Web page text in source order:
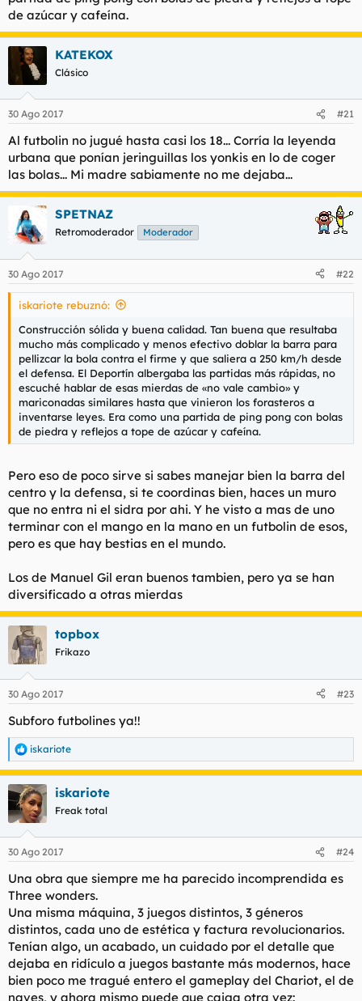
de azúcar y cafeína.
KATEKOX
Clásico
30 Ago 2017 #21
Al futbolin no jugué hasta casi los 18... Corría la leyenda
urbana que ponían jeringuillas los yonkis en lo de coger
las bolas... Mi madre sabiamente no me dejaba...
SPETNAZ
Retromoderador Moderador
30 Ago 2017 #22
iskariote rebuznó:
Construcción sólida y buena calidad. Tan buena que resultaba
mucho más complicado y menos efectivo doblar la barra para
pellizcar la bola contra el firme y que saliera a 250 km/h desde
el defensa. El Deportín albergaba las partidas más rápidas, no
escuché hablar de esas mierdas de «no vale cambio» y
mariconadas similares hasta que vinieron los forasteros a
inventarse leyes. Era como una partida de ping pong con bolas
de piedra y reflejos a tope de azúcar y cafeína.
Pero eso de poco sirve si sabes manejar bien la barra del
centro y la defensa, si te coordinas bien, haces un muro
que no entra ni el sidra por ahi. Y he visto a mas de uno
terminar con el mango en la mano en un futbolin de esos,
pero es que hay bestias en el mundo.
Los de Manuel Gil eran buenos tambien, pero ya se han
diversificado a otras mierdas
topbox
Frikazo
30 Ago 2017 #23
Subforo futbolines ya!!
R
e
a
c
c
i
e
:
iskariote
iskariote
Freak total
30 Ago 2017 #24
Una obra que siempre me ha parecido incomprendida es
Three wonders.
Una misma máquina, 3 juegos distintos, 3 géneros
distintos, cada uno de estética y factura revolucionarios.
Tenían algo, un acabado, un cuidado por el detalle que
dejaba en ridículo a juegos bastante más modernos, hace
bien poco me tragué entero el gameplay del Chariot, el de
naves, y ahora mismo puede que caiga otra vez: